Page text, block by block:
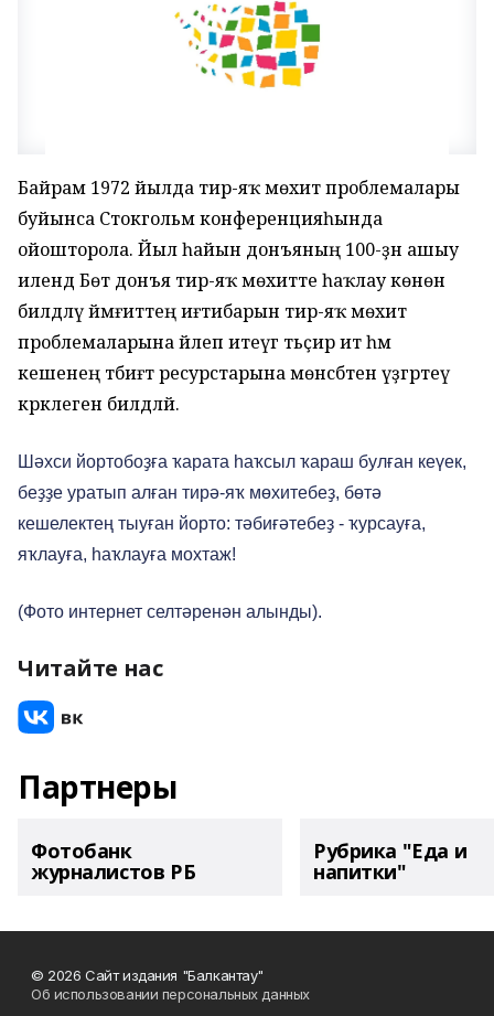
Байрам 1972 йылда тирә-яҡ мөхит проблемалары
буйынса Стокгольм конференцияһында
ойошторола. Йыл һайын донъяның 100-ҙән ашыу
илендә Бөтә донъя тирә-яҡ мөхитте һаҡлау көнөн
билдәләү йәмғиәттең иғтибарын тирә-яҡ мөхит
проблемаларына йәлеп итеүгә тәьҫир итә һәм
кешенең тәбиғәт ресурстарына мөнәсәбәтен үҙгәртеү
кәрәклеген билдәләй.
Шәхси йортобоҙға ҡарата һаҡсыл ҡараш булған кеүек,
беҙҙе уратып алған тирә-яҡ мөхитебеҙ, бөтә
кешелектең тыуған йорто: тәбиғәтебеҙ - ҡурсауға,
яҡлауға, һаҡлауға мохтаж!
(Фото интернет селтәренән алынды).
Читайте нас
Партнеры
Фотобанк
журналистов РБ
Рубрика "Еда и
напитки"
© 2026 Сайт издания "Балкантау"
Об использовании персональных данных